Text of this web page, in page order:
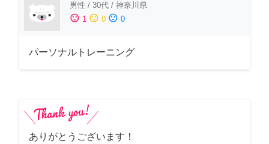
男性 / 30代 / 神奈川県
sentiment_satisfied 1 sentiment_neutral 0 sentiment_dissatisfied 0
パーソナルトレーニング
ありがとうございます！